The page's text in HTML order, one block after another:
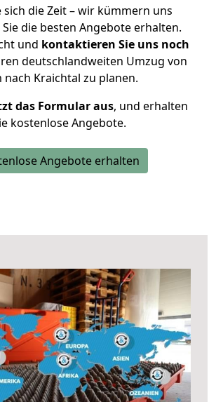
sich die Zeit – wir kümmern uns
die besten Angebote erhalten.
und kontaktieren Sie uns noch
deutschlandweiten Umzug von
nach Kraichtal zu planen.
das Formular aus, und erhalten
kostenlose Angebote.
Angebote erhalten